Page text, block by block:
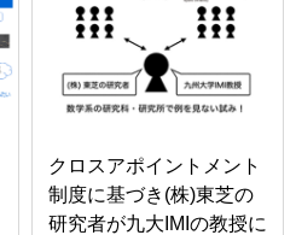
クロスアポイントメント
制度に基づき(株)東芝の
研究者が九大IMIの教授に